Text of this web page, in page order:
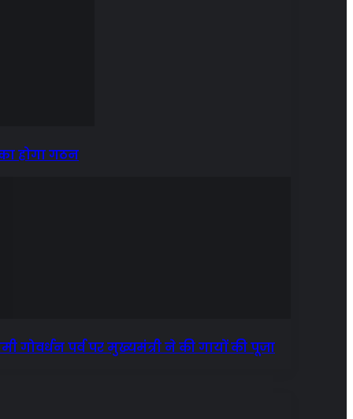
होगा गठन
गोवर्धन पर्व पर मुख्यमंत्री ने की गायों की पूजा